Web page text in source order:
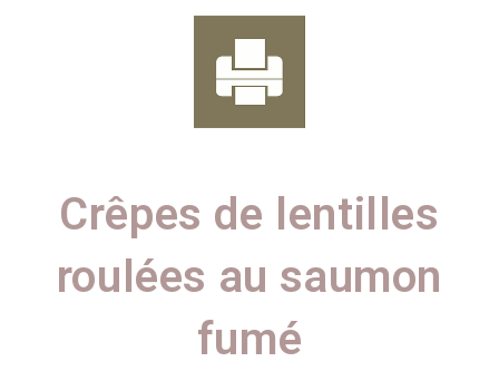
Crêpes de lentilles
roulées au saumon
fumé